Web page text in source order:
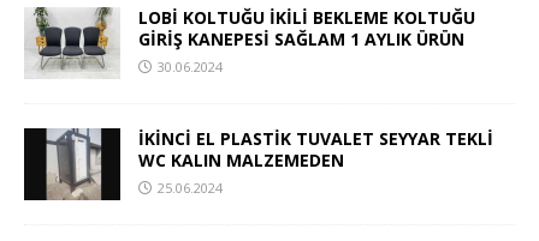
LOBİ KOLTUĞU İKİLİ BEKLEME KOLTUĞU
GİRİŞ KANEPESİ SAĞLAM 1 AYLIK ÜRÜN
30.06.2024
İKİNCİ EL PLASTİK TUVALET SEYYAR TEKLİ
WC KALIN MALZEMEDEN
25.06.2024